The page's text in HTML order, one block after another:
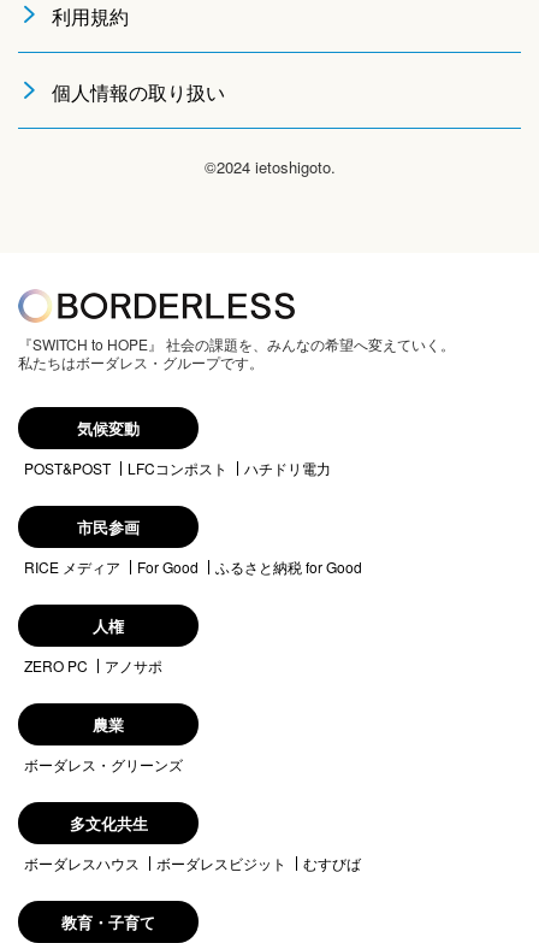
利用規約
個人情報の取り扱い
©2024 ietoshigoto.
『SWITCH to HOPE』 社会の課題を、みんなの希望へ変えていく。
私たちはボーダレス・グループです。
気候変動
POST&POST LFCコンポスト ハチドリ電力
市民参画
RICE メディア For Good ふるさと納税 for Good
人権
ZERO PC アノサポ
農業
ボーダレス・グリーンズ
多文化共生
ボーダレスハウス ボーダレスビジット むすびば
教育・子育て